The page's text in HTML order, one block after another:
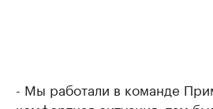
- Мы работали в команде